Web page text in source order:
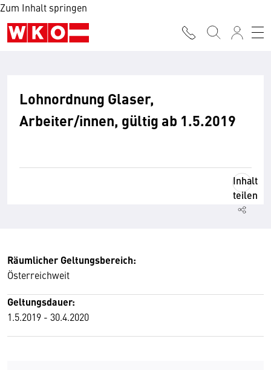
Zum Inhalt springen
Lohnordnung Glaser,
Arbeiter/innen, gültig ab 1.5.2019
Inhalt
teilen
Räumlicher Geltungsbereich:
Österreichweit
Geltungsdauer:
1.5.2019 - 30.4.2020